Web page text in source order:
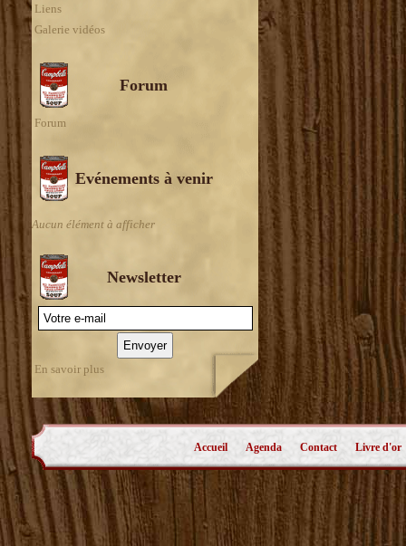
Liens
Galerie vidéos
Forum
Forum
Evénements à venir
Aucun élément à afficher
Newsletter
En savoir plus
Accueil Agenda Contact Livre d'or